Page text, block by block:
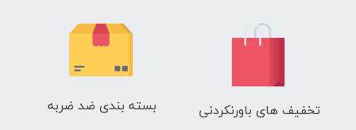
تخفیف های باورنکردنی بسته بندی ضد ضربه